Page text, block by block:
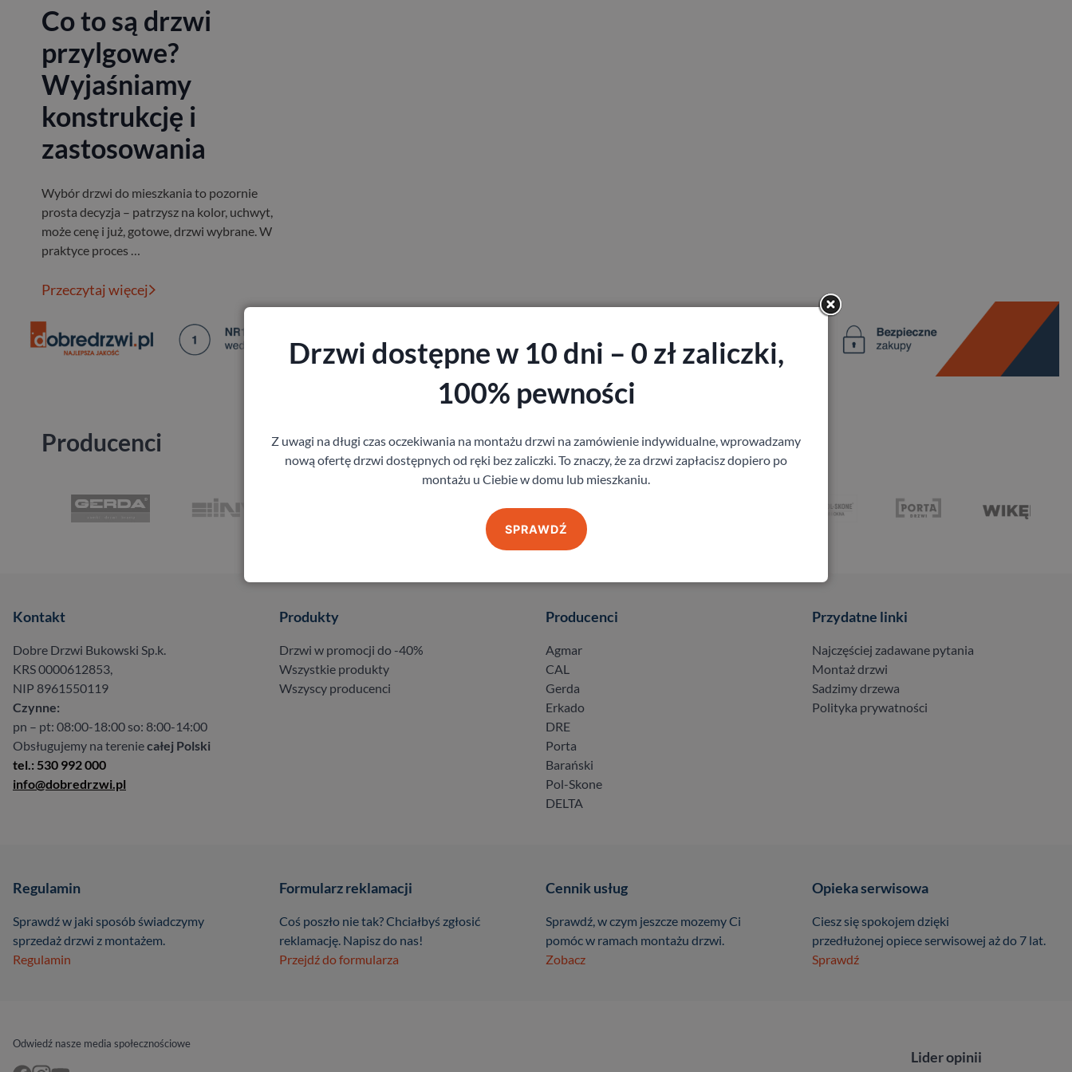
Co to są drzwi
przylgowe?
Wyjaśniamy
konstrukcję i
zastosowania
Wybór drzwi do mieszkania to pozornie
prosta decyzja – patrzysz na kolor, uchwyt,
może cenę i już, gotowe, drzwi wybrane. W
praktyce proces …
Przeczytaj więcej
Producenci
Kontakt
Dobre Drzwi Bukowski Sp.k.
KRS 0000612853,
NIP 8961550119
Czynne:
pn – pt: 08:00-18:00 so: 8:00-14:00
Obsługujemy na tereniecałej Polski
tel.: 530 992 000
info@dobredrzwi.pl
Produkty
Drzwi w promocji do -40%
Wszystkie produkty
Wszyscy producenci
Producenci
Agmar
CAL
Gerda
Erkado
DRE
Porta
Barański
Pol-Skone
DELTA
Przydatne linki
Najczęściej zadawane pytania
Montaż drzwi
Sadzimy drzewa
Polityka prywatności
Regulamin
Sprawdź w jaki sposób świadczymy
sprzedaż drzwi z montażem.
Regulamin
Formularz reklamacji
Coś poszło nie tak? Chciałbyś zgłosić
reklamację. Napisz do nas!
Przejdź do formularza
Cennik usług
Sprawdź, w czym jeszcze mozemy Ci
pomóc w ramach montażu drzwi.
Zobacz
Opieka serwisowa
Ciesz się spokojem dzięki
przedłużonej opiece serwisowej aż do 7 lat.
Sprawdź
Odwiedź nasze media społecznościowe
Lider opinii
Drzwi dostępne w 10 dni – 0 zł zaliczki,
100% pewności
Z uwagi na długi czas oczekiwania na montażu drzwi na zamówienie indywidualne, wprowadzamy
nową ofertę drzwi dostępnych od ręki bez zaliczki. To znaczy, że za drzwi zapłacisz dopiero po
montażu u Ciebie w domu lub mieszkaniu.
SPRAWDŹ